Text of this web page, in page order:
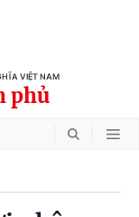
VIỆT NAM
phủ